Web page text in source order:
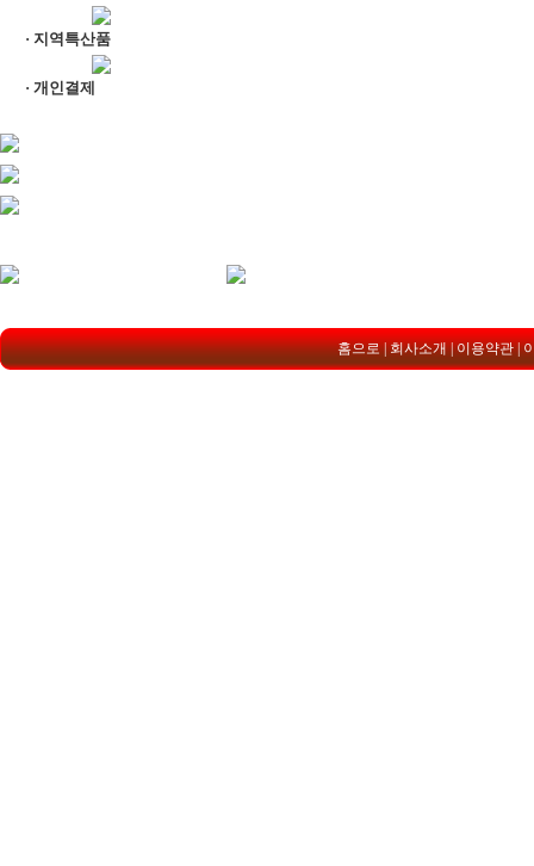
· 지역특산품
· 개인결제
홈으로|회사소개|이용약관|